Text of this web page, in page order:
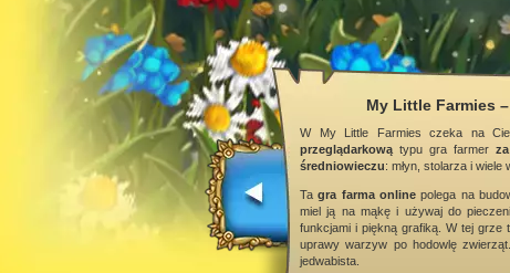
My Little Farmies
W My Little Farmies czeka na
przeglądarkową typu gra farmer
średniowieczu: młyn, stolarza i wiele
Tagra farma online polega na
miel ją na mąkę i używaj do
funkcjami i piękną grafiką. W tej grze
uprawy warzyw po hodowlę
jedwabista.